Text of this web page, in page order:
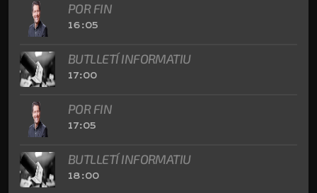
POR FIN
16:05
BUTLLETÍ INFORMATIU
17:00
POR FIN
17:05
BUTLLETÍ INFORMATIU
18:00